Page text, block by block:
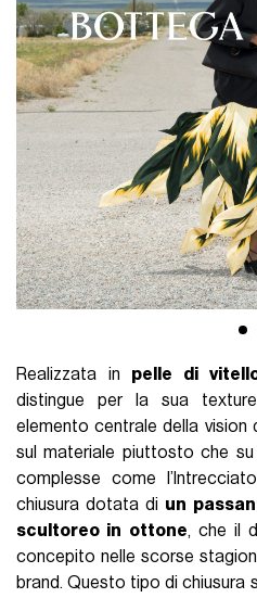
Realizzata in pelle di
distingue per la sua
elemento centrale della vision
sul materiale piuttosto che
complesse come
chiusura dotata di un
scultoreo in ottone, che il
concepito nelle scorse
brand. Questo tipo di chiusura